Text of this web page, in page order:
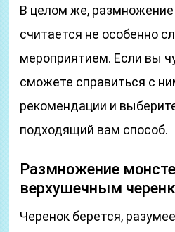
В целом же,
считается не особенно
мероприятием. Если вы
сможете справиться с
рекомендации и
подходящий вам способ.
Размножение
верхушечным
Черенок берется,